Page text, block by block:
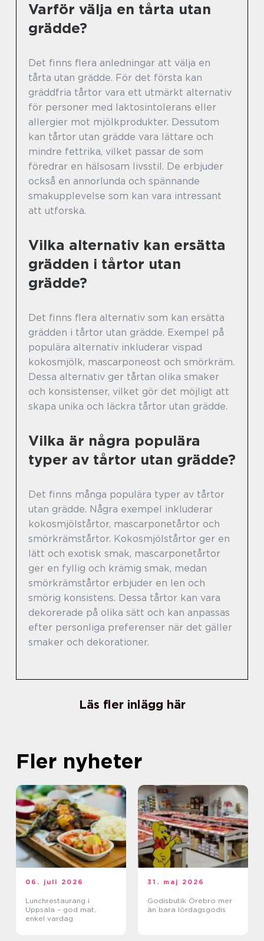
Varför välja en tårta utan
grädde?
Det finns flera anledningar att välja en
tårta utan grädde. För det första kan
gräddfria tårtor vara ett utmärkt alternativ
för personer med laktosintolerans eller
allergier mot mjölkprodukter. Dessutom
kan tårtor utan grädde vara lättare och
mindre fettrika, vilket passar de som
föredrar en hälsosam livsstil. De erbjuder
också en annorlunda och spännande
smakupplevelse som kan vara intressant
att utforska.
Vilka alternativ kan ersätta
grädden i tårtor utan
grädde?
Det finns flera alternativ som kan ersätta
grädden i tårtor utan grädde. Exempel på
populära alternativ inkluderar vispad
kokosmjölk, mascarponeost och smörkräm.
Dessa alternativ ger tårtan olika smaker
och konsistenser, vilket gör det möjligt att
skapa unika och läckra tårtor utan grädde.
Vilka är några populära
typer av tårtor utan grädde?
Det finns många populära typer av tårtor
utan grädde. Några exempel inkluderar
kokosmjölstårtor, mascarponetårtor och
smörkrämstårtor. Kokosmjölstårtor ger en
lätt och exotisk smak, mascarponetårtor
ger en fyllig och krämig smak, medan
smörkrämstårtor erbjuder en len och
smörig konsistens. Dessa tårtor kan vara
dekorerade på olika sätt och kan anpassas
efter personliga preferenser när det gäller
smaker och dekorationer.
Läs fler inlägg här
Fler nyheter
06. juli 2026
Lunchrestaurang i
Uppsala – god mat,
enkel vardag
31. maj 2026
Godisbutik Örebro mer
än bara lördagsgodis